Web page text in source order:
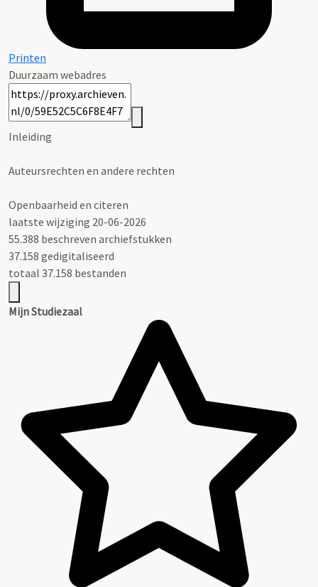
Printen
Duurzaam webadres
Inleiding
Auteursrechten en andere rechten
Openbaarheid en citeren
laatste wijziging 20-06-2026
55.388 beschreven archiefstukken
37.158 gedigitaliseerd
totaal 37.158 bestanden
Mijn Studiezaal